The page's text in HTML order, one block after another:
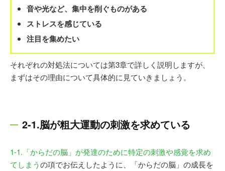
音や光など、集中を削ぐものがある
ストレスを感じている
注目を集めたい
それぞれの対処法については第3章で詳しく説明しますが、
まずはその理由について具体的に見ていきましょう。
2-1.脳が粗大運動の刺激を求めている
1-1.「からだの脳」が発達のために特定の刺激や感覚を求め
てしまうの項でお伝えしたように、「からだの脳」の成長を